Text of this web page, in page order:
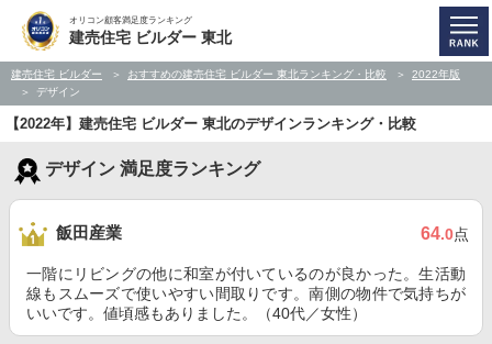
オリコン顧客満足度ランキング
建売住宅 ビルダー 東北
建売住宅 ビルダー おすすめの建売住宅 ビルダー 東北ランキング・比較
2022年版
デザイン
【2022年】建売住宅 ビルダー 東北のデザインランキング・比較
デザイン 満足度ランキング
飯田産業 64.0点
一階にリビングの他に和室が付いているのが良かった。生活動
線もスムーズで使いやすい間取りです。南側の物件で気持ちが
いいです。値頃感もありました。（40代／女性）